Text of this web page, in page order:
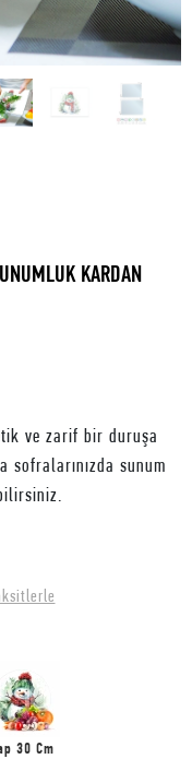
KARDAN
ve zarif bir duruşa
sofralarınızda sunum
30 Cm